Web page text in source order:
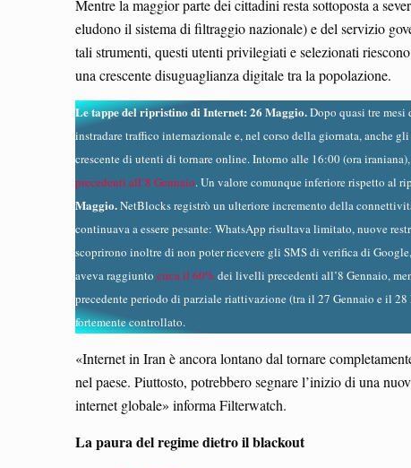
Mentre la maggior parte dei cittadini resta sottoposta a
eludono il sistema di filtraggio nazionale) e del servizio
tali strumenti, questi utenti privilegiati e selezionati
una crescente disuguaglianza digitale tra la popolazione.
Le tappe del ripristino di Internet: 26 Maggio.Dopo quasi tre
instradare traffico internazionale e, nel corso della giornata, anche
crescente di utenti di tornare online. Intorno alle 16:00 (ora
precedenti all’8 Gennaio. Un valore comunque inferiore rispetto al
Maggio.NetBlocks registrò un ulteriore incremento della
continuava a essere pesante: WhatsApp risultava limitato, nuove
scoprirono inoltre di non poter ricevere gli SMS di verifica di
aveva raggiunto circa il 60% dei livelli precedenti all’8 Gennaio,
precedente periodo di parziale riattivazione (tra il 27 Gennaio e il
fortemente controllato.
«Internet in Iran è ancora lontano dal tornare
nel paese. Piuttosto, potrebbero segnare l’inizio di una
internet globale» informa Filterwatch.
La paura del regime dietro il blackout